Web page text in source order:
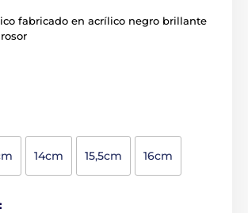
fabricado en acrílico negro brillante
14cm 15,5cm 16cm